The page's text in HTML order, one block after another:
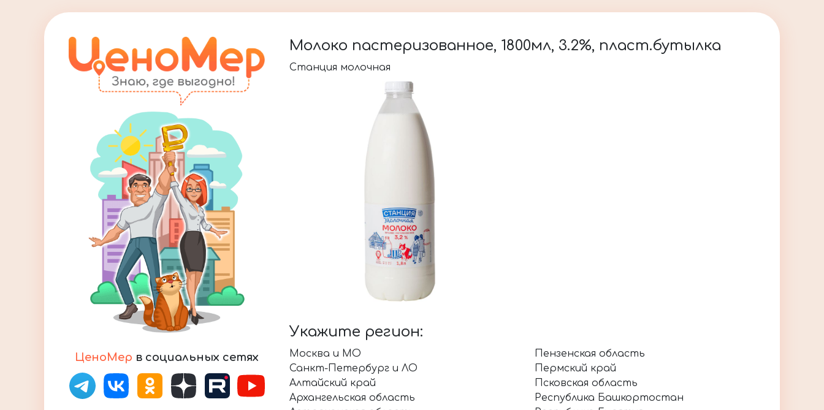
ЦеноМер в социальных сетях
Молоко пастеризованное, 1800мл, 3.2%, пласт.бутылка
Станция молочная
Укажите регион:
Москва и МО
Санкт-Петербург и ЛО
Алтайский край
Архангельская область
Пензенская область
Пермский край
Псковская область
Республика Башкортостан